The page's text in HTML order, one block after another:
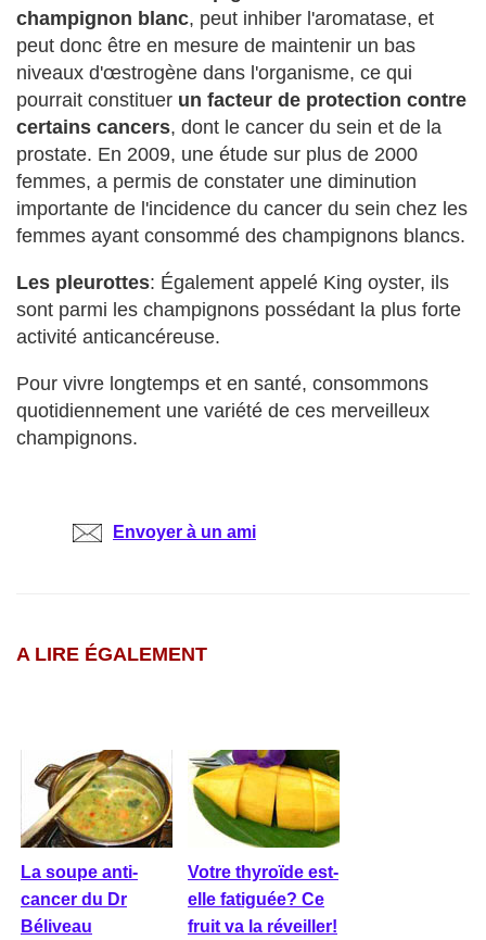
champignon blanc, peut inhiber l'aromatase, et
peut donc être en mesure de maintenir un bas
niveaux d'œstrogène dans l'organisme, ce qui
pourrait constituer un facteur de protection contre
certains cancers, dont le cancer du sein et de la
prostate. En 2009, une étude sur plus de 2000
femmes, a permis de constater une diminution
importante de l'incidence du cancer du sein chez les
femmes ayant consommé des champignons blancs.
Les pleurottes: Également appelé King oyster, ils
sont parmi les champignons possédant la plus forte
activité anticancéreuse.
Pour vivre longtemps et en santé, consommons
quotidiennement une variété de ces merveilleux
champignons.
Envoyer à un ami
A LIRE ÉGALEMENT
La soupe anti-
cancer du Dr
Béliveau
Votre thyroïde est-
elle fatiguée? Ce
fruit va la réveiller!